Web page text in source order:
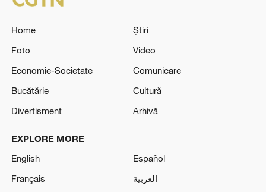
Home
Știri
Foto
Video
Economie-Societate
Comunicare
Bucătărie
Cultură
Divertisment
Arhivă
EXPLORE MORE
English
Español
Français
العربية